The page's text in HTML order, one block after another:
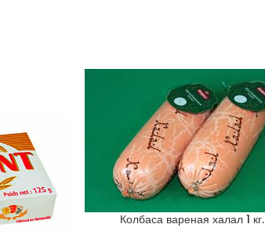
Колбаса вареная халал 1 кг.